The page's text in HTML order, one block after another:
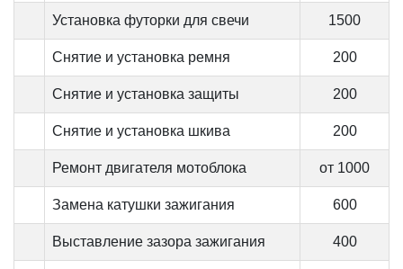
Установка футорки для свечи 1500
Снятие и установка ремня 200
Снятие и установка защиты 200
Снятие и установка шкива 200
Ремонт двигателя мотоблока от 1000
Замена катушки зажигания 600
Выставление зазора зажигания 400